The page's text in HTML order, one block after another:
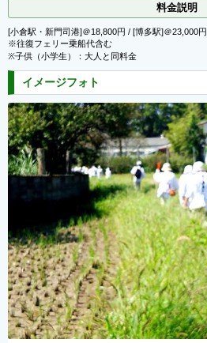
料金説明
[小倉駅・新門司港]＠18,800円 / [博多駅]＠23,000円
※往復フェリー乗船代含む
※子供（小学生）：大人と同料金
イメージフォト